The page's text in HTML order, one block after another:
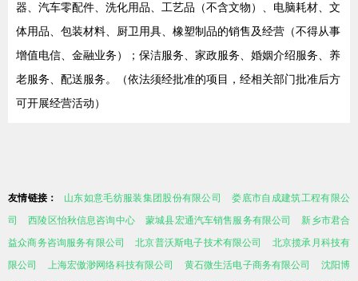
器、汽车零配件、洗化用品、工艺品（不含文物）、电脑耗材、文
体用品、包装材料、厨卫用具、橡塑制品的销售及经营（不得从事
增值电信、金融业务）；保洁服务、家政服务、婚姻介绍服务、养
老服务、配送服务。（依法须经批准的项目，经相关部门批准后方
可开展经营活动）
友情链接： 山东如意毛纺服装集团股份有限公司
娄底市自成建筑工程有限公
司
西陵区怡秋信息咨询中心 蒙城县宏通汽车销售服务有限公司
新乡市君合
益众商务咨询服务有限公司
北京普沃斯电子技术有限公司
北京揽承月科技有
限公司
上海宏傲渺网络科技有限公司 黄石微生活电子商务有限公司
沈阳博